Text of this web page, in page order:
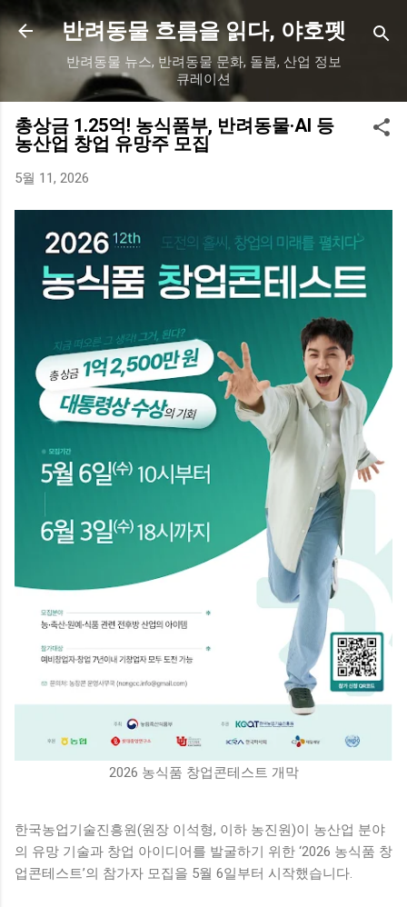
기본 콘텐츠로 건너뛰기
반려동물 흐름을 읽다, 야호펫
반려동물 뉴스, 반려동물 문화, 돌봄, 산업 정보
큐레이션
총상금 1.25억! 농식품부, 반려동물·AI 등
농산업 창업 유망주 모집
5월 11, 2026
2026 농식품 창업콘테스트 개막
한국농업기술진흥원(원장 이석형, 이하 농진원)이 농산업 분야
의 유망 기술과 창업 아이디어를 발굴하기 위한 ‘2026 농식품 창
업콘테스트’의 참가자 모집을 5월 6일부터 시작했습니다.